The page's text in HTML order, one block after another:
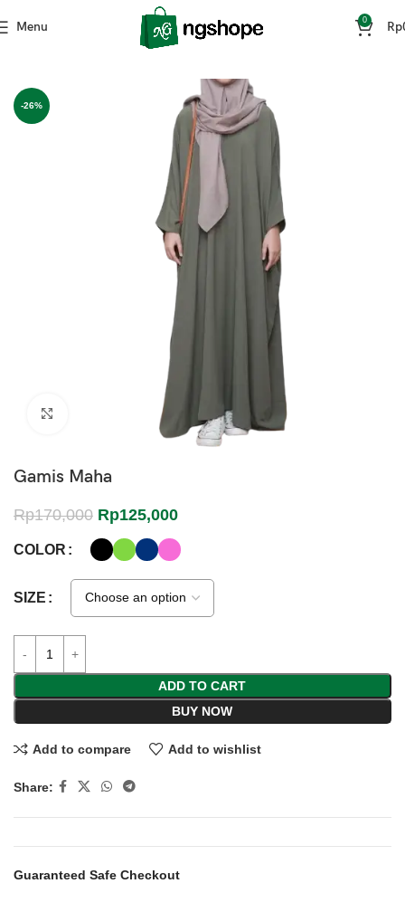
Menu 0 Rp
-26%
Gamis Maha
Rp170,000 Rp125,000
COLOR
SIZE
ADD TO CART
BUY NOW
Add to compare Add to wishlist
Share:
Guaranteed Safe Checkout